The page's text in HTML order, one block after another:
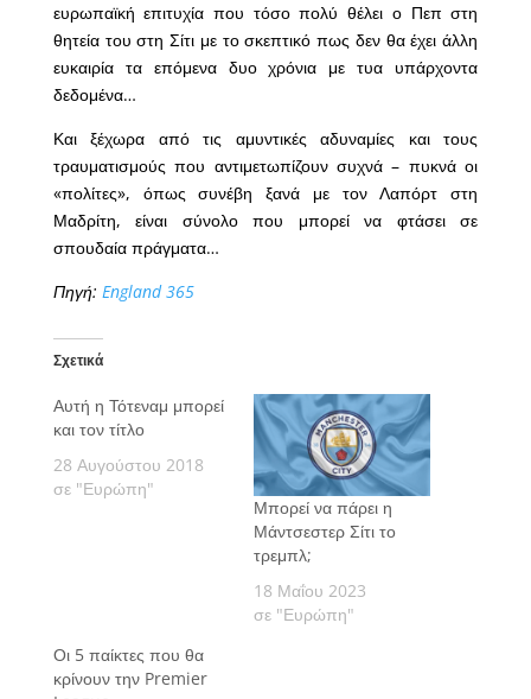
ευρωπαϊκή επιτυχία που τόσο πολύ θέλει ο Πεπ στη
θητεία του στη Σίτι με το σκεπτικό πως δεν θα έχει άλλη
ευκαιρία τα επόμενα δυο χρόνια με τυα υπάρχοντα
δεδομένα…
Και ξέχωρα από τις αμυντικές αδυναμίες και τους
τραυματισμούς που αντιμετωπίζουν συχνά – πυκνά οι
«πολίτες», όπως συνέβη ξανά με τον Λαπόρτ στη
Μαδρίτη, είναι σύνολο που μπορεί να φτάσει σε
σπουδαία πράγματα…
Πηγή: England 365
Σχετικά
Αυτή η Τότεναμ μπορεί
και τον τίτλο
28 Αυγούστου 2018
σε "Ευρώπη"
Μπορεί να πάρει η
Μάντσεστερ Σίτι το
τρεμπλ;
18 Μαΐου 2023
σε "Ευρώπη"
Οι 5 παίκτες που θα
κρίνουν την Premier